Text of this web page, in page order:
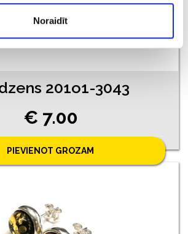
Noraidīt
201o1-3043
€ 7.00
PIEVIENOT GROZAM